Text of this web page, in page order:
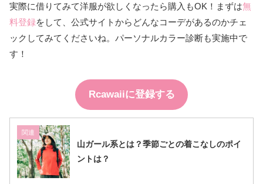
実際に借りてみて洋服が欲しくなったら購入もOK！まずは無
料登録をして、公式サイトからどんなコーデがあるのかチェ
ックしてみてくださいね。パーソナルカラー診断も実施中で
す！
Rcawaiiに登録する
関連
山ガール系とは？季節ごとの着こなしのポイ
ントは？